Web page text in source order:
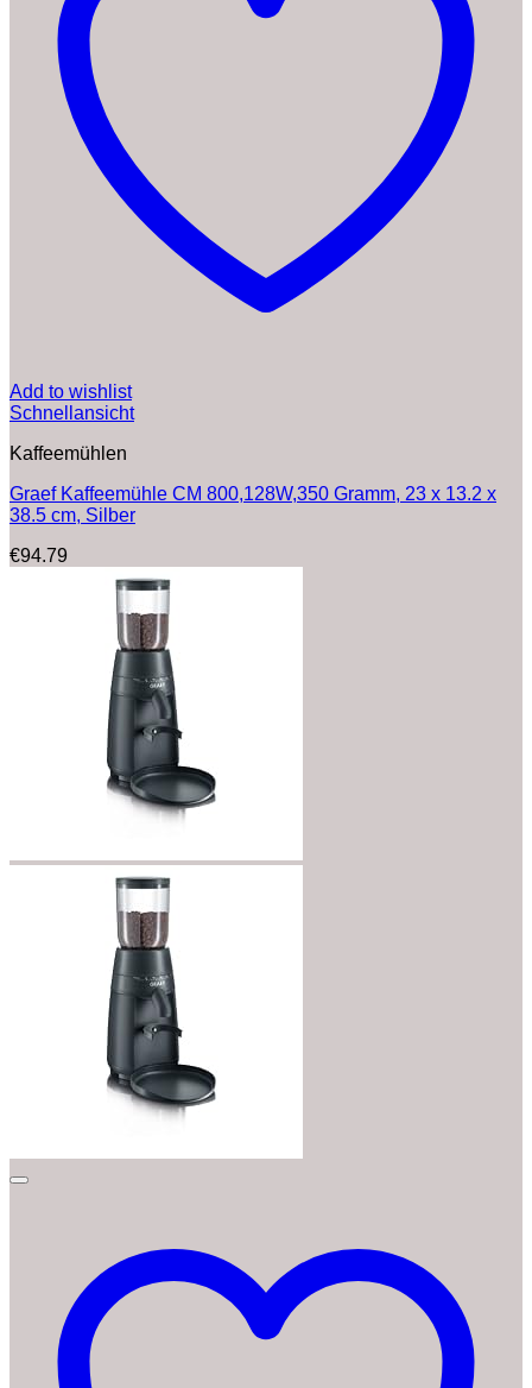
Add to wishlist
Schnellansicht
Kaffeemühlen
Graef Kaffeemühle CM 800,128W,‎350 Gramm, 23 x 13.2 x
38.5 cm, Silber
€94.79